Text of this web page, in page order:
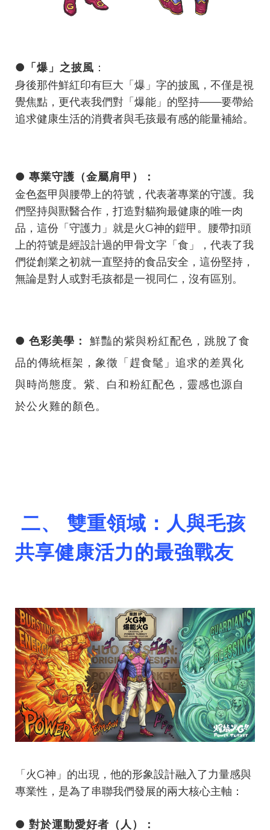
●「爆」之披風 ：
身後那件鮮紅印有巨大「爆」字的披風，不僅是視
覺焦點，更代表我們對「爆能」的堅持——要帶給
追求健康生活的消費者與毛孩最有感的能量補給。
● 專業守護（金屬肩甲）：
金色盔甲與腰帶上的符號，代表著專業的守護。我
們堅持與獸醫合作，打造對貓狗最健康的唯一肉
品，這份「守護力」就是火G神的鎧甲。腰帶扣頭
上的符號是經設計過的甲骨文字「食」，代表了我
們從創業之初就一直堅持的食品安全，這份堅持，
無論是對人或對毛孩都是一視同仁，沒有區別。
● 色彩美學：
鮮豔的紫與粉紅配色，跳脫了食
品的傳統框架，象徵「趕食髦」追求的差異化
與時尚態度。紫、白和粉紅配色，靈感也源自
於公火雞的顏色。
二、 雙重領域：人與毛孩
共享健康活力的最強戰友
「火G神」的出現，他的形象設計融入了力量感與
專業性，是為了串聯我們發展的兩大核心主軸：
● 對於運動愛好者（人）：